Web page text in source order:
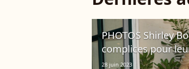
PHOTOS Shirley
complices pour
28 juin 2023